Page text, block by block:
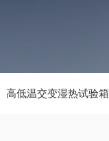
高低温交变湿热试验箱